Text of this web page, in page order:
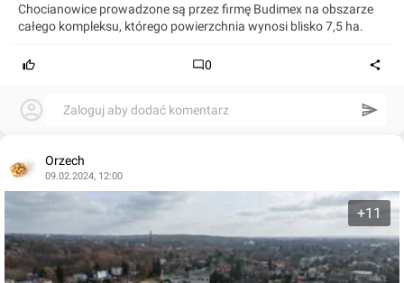
Chocianowice prowadzone są przez firmę Budimex na obszarze
całego kompleksu, którego powierzchnia wynosi blisko 7,5 ha.
0
Zaloguj aby dodać komentarz
Orzech
09.02.2024, 12:00
+11